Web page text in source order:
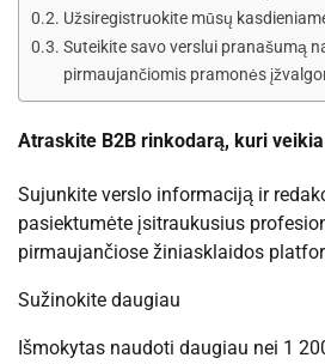
Užsiregistruokite mūsų
Suteikite savo verslui pranašumą
pirmaujančiomis pramonės
Atraskite B2B rinkodarą, kuri veikia
Sujunkite verslo informaciją ir
pasiektumėte įsitraukusius
pirmaujančiose žiniasklaidos
Sužinokite daugiau
Išmokytas naudoti daugiau nei 1